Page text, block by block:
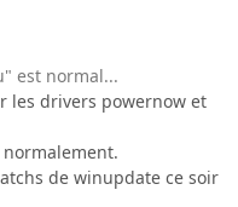
est normal...
les drivers powernow et
de winupdate ce soir